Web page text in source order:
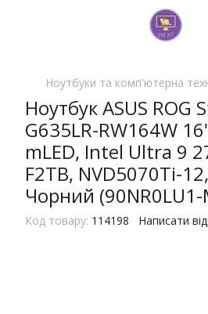
Ноутбуки та комп'ютерна
Ноутбук ASUS ROG
G635LR-RW164W
mLED, Intel Ultra 9
F2TB, NVD5070Ti-
Чорний (90NR0LU1-
Код товару: 114198 Написати